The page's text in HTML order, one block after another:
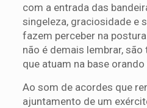
com a entrada das
singeleza, graciosidade e
fazem perceber na
não é demais lembrar,
que atuam na base
Ao som de acordes que
ajuntamento de um